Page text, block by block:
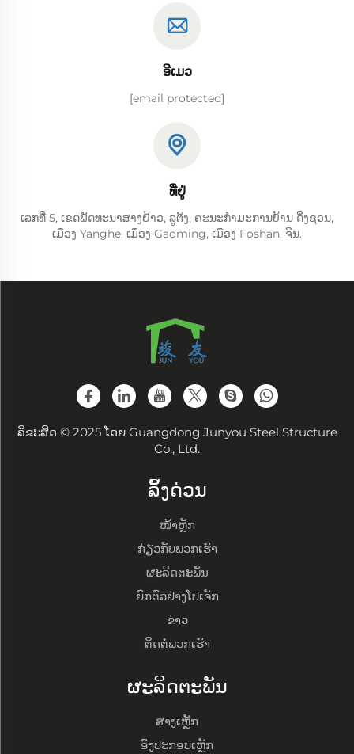
ອີເມວ
[email protected]
ທີ່ຢູ່
ເລກທີ່ 5, ເຂດພັດທະນາສາງຢ້າວ, ລູຕັງ, ຄະນະກຳມະການບ້ານ ດິ່ງຊວນ,
ເມືອງ Yanghe, ເມືອງ Gaoming, ເມືອງ Foshan, ຈີນ.
ລິຂະສິດ © 2025 ໂດຍ Guangdong Junyou Steel Structure
Co., Ltd.
ລິ້ງດ່ວນ
ໜ້າຫຼັກ
ກ່ຽວກັບພວກເຮົາ
ຜະລິດຕະພັນ
ຍົກຕົວຢ່າງໂປເຈັກ
ຂ່າວ
ຕິດຕໍ່ພວກເຮົາ
ຜະລິດຕະພັນ
ສາງເຫຼັກ
ອົງປະກອບເຫຼັກ